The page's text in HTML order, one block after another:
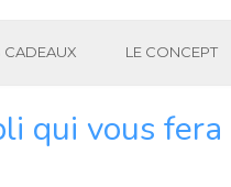
CADEAUX LE CONCEPT
qui vous